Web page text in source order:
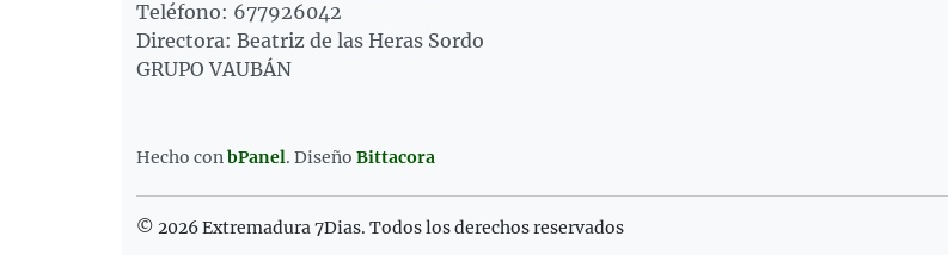
Teléfono: 677926042
Directora: Beatriz de las Heras Sordo
GRUPO VAUBÁN
Hecho conbPanel. Diseño Bittacora
© 2026 Extremadura 7Dias. Todos los derechos reservados